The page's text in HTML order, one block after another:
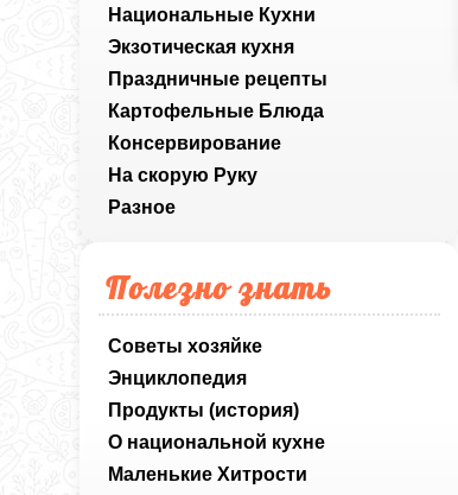
Национальные Кухни
Экзотическая кухня
Праздничные рецепты
Картофельные Блюда
Консервирование
На скорую Руку
Разное
Полезно знать
Советы хозяйке
Энциклопедия
Продукты (история)
О национальной кухне
Маленькие Хитрости